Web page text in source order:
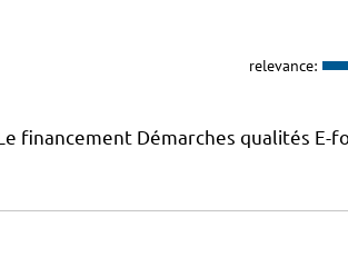
relevance:
financement Démarches qualités E-